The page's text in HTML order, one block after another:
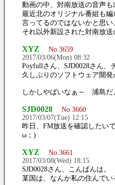
動画の中、対南放送の音声
最近北のオリジナル番組も
言ってるのではないかと思い
それ以外新設された対南放
XYZ
No.3659
2017/03/06(Mon) 08:32
Poyfullさん、SJD0028さん
久しぶりのソフトウェア開
しかしやばいなぁ～ 浦島
SJD0028
No.3660
2017/03/07(Tue) 12:15
昨日、FM放送を確認したい
ω；)
XYZ
No.3661
2017/03/08(Wed) 18:15
SJD0028さん、こんばんは
某国は、なんか私の住んで